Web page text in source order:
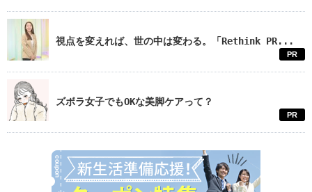
視点を変えれば、世の中は変わる。「Rethink PR...
PR
ズボラ女子でもOKな美脚ケアって？
PR